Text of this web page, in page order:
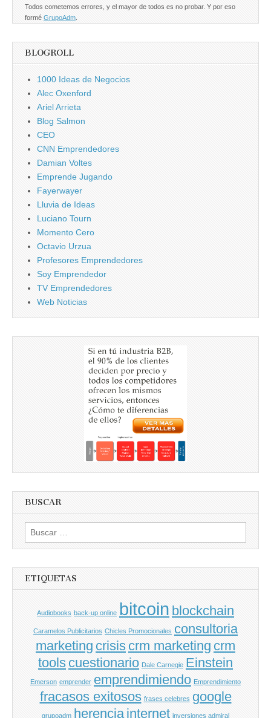
Todos cometemos errores, y el mayor de todos es no probar. Y por eso
formé GrupoAdm
BLOGROLL
1000 Ideas de Negocios
Alec Oxenford
Ariel Arrieta
Blog Salmon
CEO
CNN Emprendedores
Damian Voltes
Emprende Jugando
Fayerwayer
Lluvia de Ideas
Luciano Tourn
Momento Cero
Octavio Urzua
Profesores Emprendedores
Soy Emprendedor
TV Emprendedores
Web Noticias
BUSCAR
Buscar
por:
ETIQUETAS
Audiobooks back-up online bitcoin blockchain
Caramelos Publicitarios Chicles Promocionales consultoria
marketing crisis crm marketing crm
tools cuestionario Dale Carnegie Einstein
Emerson emprender emprendimiendo Emprendimiento
fracasos exitosos frases celebres google
grupoadm herencia internet inversiones admiral